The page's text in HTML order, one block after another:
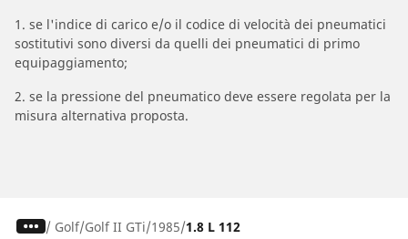
1. se l'indice di carico e/o il codice di velocità dei pneumatici
sostitutivi sono diversi da quelli dei pneumatici di primo
equipaggiamento;
2. se la pressione del pneumatico deve essere regolata per la
misura alternativa proposta.
/ Golf Golf II GTi 1985 1.8 L 112